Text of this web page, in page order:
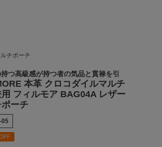
チポーチ
つ高級感が持つ者の気品と貫禄を引
本革 クロコダイルマルチ
フィルモア BAG04A レザー
ーチ
05